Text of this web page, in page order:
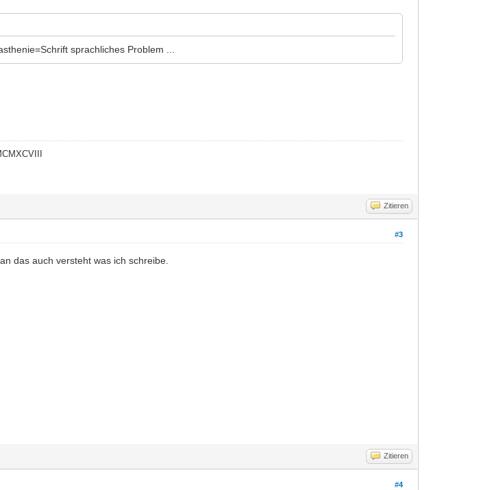
sprachliches Problem ...
Zitieren
#3
das auch versteht was ich schreibe.
Zitieren
#4